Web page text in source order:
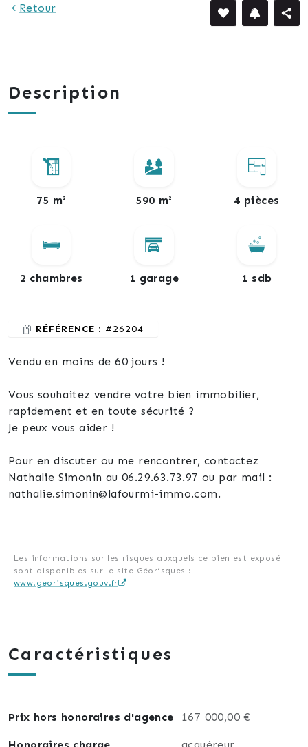
Retour
Description
75 m² 590 m² 4 pièces
2 chambres 1 garage 1 sdb
RÉFÉRENCE : #26204
Vendu en moins de 60 jours !
Vous souhaitez vendre votre bien immobilier,
rapidement et en toute sécurité ?
Je peux vous aider !
Pour en discuter ou me rencontrer, contactez
Nathalie Simonin au 06.29.63.73.97 ou par mail :
nathalie.simonin@lafourmi-immo.com.
Les informations sur les risques auxquels ce bien est exposé
sont disponibles sur le site Géorisques :
www.georisques.gouv.fr
Caractéristiques
Prix hors honoraires d'agence 167 000,00 €